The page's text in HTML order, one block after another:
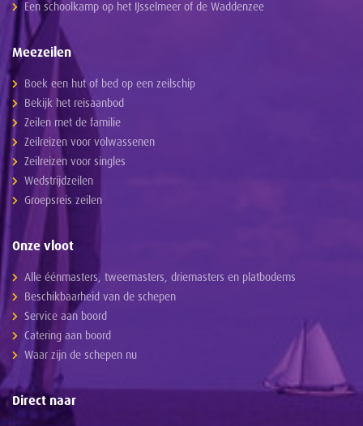
Een schoolkamp op het IJsselmeer of de Waddenzee
Meezeilen
Boek een hut of bed op een zeilschip
Bekijk het reisaanbod
Zeilen met de familie
Zeilreizen voor volwassenen
Zeilreizen voor singles
Wedstrijdzeilen
Groepsreis zeilen
Onze vloot
Alle éénmasters, tweemasters, driemasters en platbodems
Beschikbaarheid van de schepen
Service aan boord
Catering aan boord
Waar zijn de schepen nu
Direct naar